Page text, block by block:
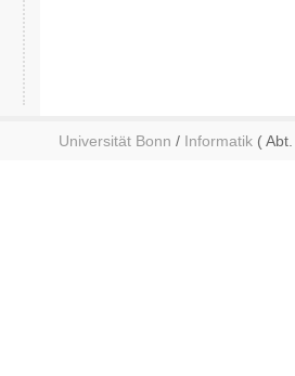
Universität Bonn / Informatik ( Abt.